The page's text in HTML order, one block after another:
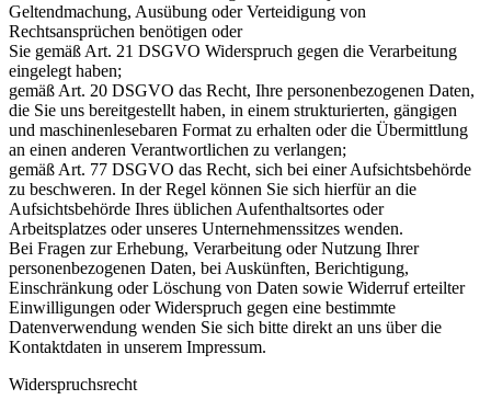
Geltendmachung, Ausübung oder Verteidigung von
Rechtsansprüchen benötigen oder
Sie gemäß Art. 21 DSGVO Widerspruch gegen die Verarbeitung
eingelegt haben;
gemäß Art. 20 DSGVO das Recht, Ihre personenbezogenen Daten,
die Sie uns bereitgestellt haben, in einem strukturierten, gängigen
und maschinenlesebaren Format zu erhalten oder die Übermittlung
an einen anderen Verantwortlichen zu verlangen;
gemäß Art. 77 DSGVO das Recht, sich bei einer Aufsichtsbehörde
zu beschweren. In der Regel können Sie sich hierfür an die
Aufsichtsbehörde Ihres üblichen Aufenthaltsortes oder
Arbeitsplatzes oder unseres Unternehmenssitzes wenden.
Bei Fragen zur Erhebung, Verarbeitung oder Nutzung Ihrer
personenbezogenen Daten, bei Auskünften, Berichtigung,
Einschränkung oder Löschung von Daten sowie Widerruf erteilter
Einwilligungen oder Widerspruch gegen eine bestimmte
Datenverwendung wenden Sie sich bitte direkt an uns über die
Kontaktdaten in unserem Impressum.
Widerspruchsrecht